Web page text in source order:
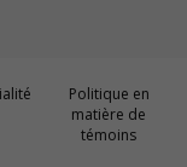
page
Politique en
matière de
témoins